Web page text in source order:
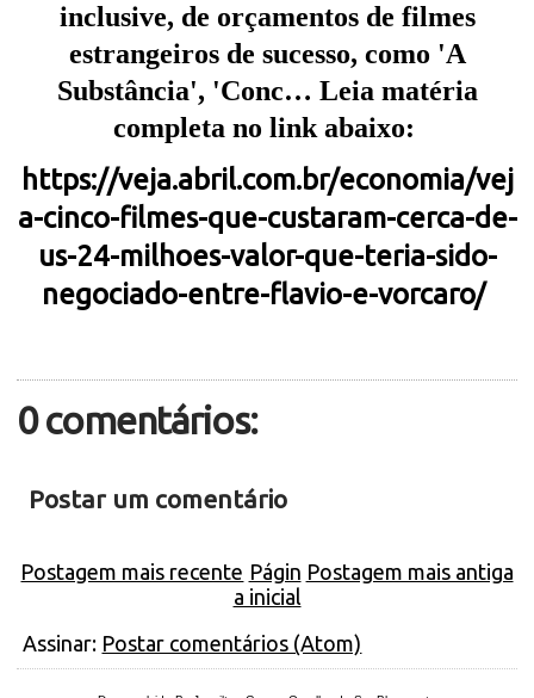
inclusive, de orçamentos de filmes
estrangeiros de sucesso, como 'A
Substância', 'Conc… Leia matéria
completa no link abaixo:
https://veja.abril.com.br/economia/vej
a-cinco-filmes-que-custaram-cerca-de-
us-24-milhoes-valor-que-teria-sido-
negociado-entre-flavio-e-vorcaro/
0 comentários:
Postar um comentário
Postagem mais recente Postagem mais antiga
Págin
a inicial
Assinar: Postar comentários (Atom)